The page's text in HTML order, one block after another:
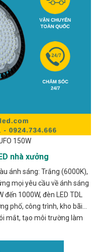
150W
nhà xưởng
ánh sáng: Trắng (6000K),
mọi yêu cầu về ánh sáng
1000W, đèn LED TDL
phố, công trình, kho bãi…
mắt, tạo môi trường làm